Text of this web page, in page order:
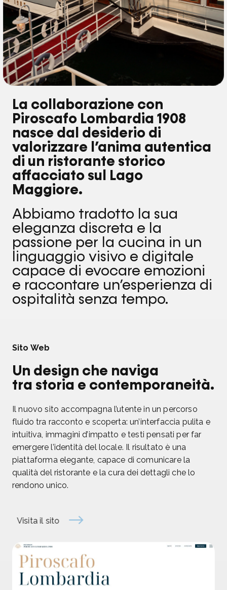
La collaborazione con
Piroscafo Lombardia 1908
nasce dal desiderio di
valorizzare l’anima autentica
di un ristorante storico
affacciato sul Lago
Maggiore.
Abbiamo tradotto la sua
eleganza discreta e la
passione per la cucina in un
linguaggio visivo e digitale
capace di evocare emozioni
e raccontare un’esperienza di
ospitalità senza tempo.
Sito Web
Un design che naviga
tra storia e contemporaneità.
Il nuovo sito accompagna l’utente in un percorso
fluido tra racconto e scoperta: un’interfaccia pulita e
intuitiva, immagini d’impatto e testi pensati per far
emergere l’identità del locale. Il risultato è una
piattaforma elegante, capace di comunicare la
qualità del ristorante e la cura dei dettagli che lo
rendono unico.
Visita il sito